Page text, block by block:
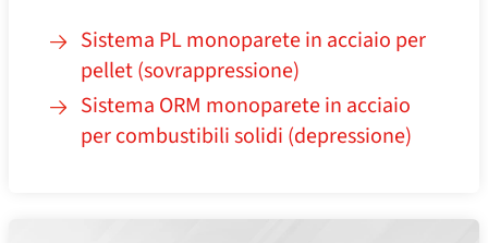
Sistema PL monoparete in acciaio per
pellet (sovrappressione)
Sistema ORM monoparete in acciaio
per combustibili solidi (depressione)